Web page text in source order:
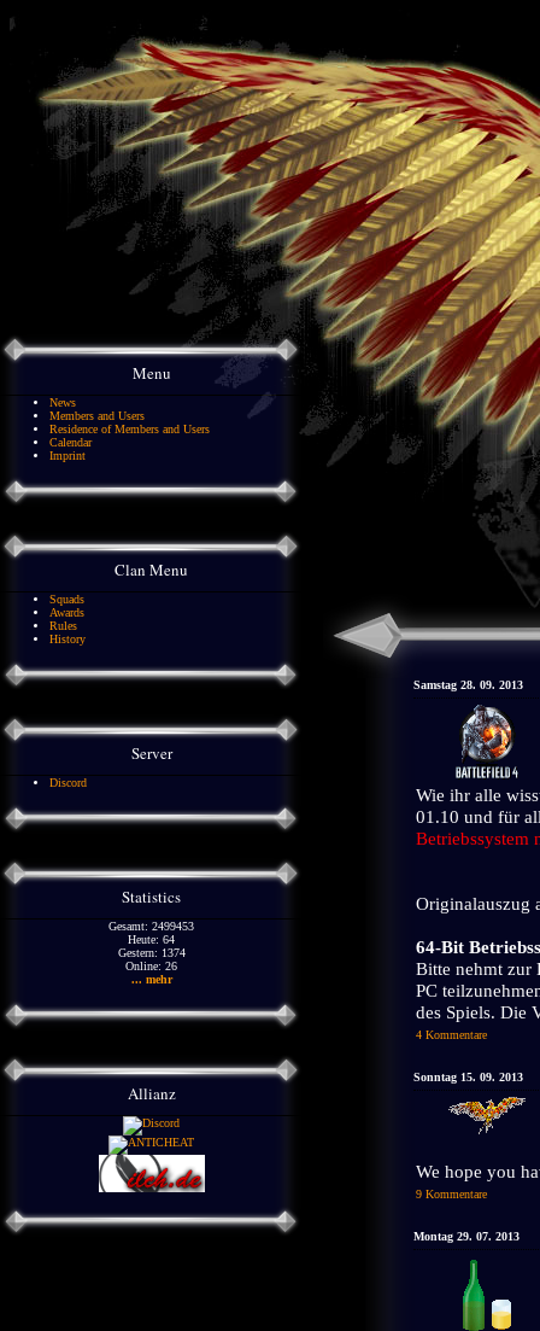
Menu
News
Members and Users
Residence of Members and Users
Calendar
Imprint
Clan Menu
Squads
Awards
Rules
History
Server
Discord
Statistics
Gesamt: 2499453
Heute: 64
Gestern: 1374
Online: 26
... mehr
Allianz
Samstag 28. 09. 2013
Wie ihr alle
01.10 und für
Betriebssystem
Originalauszug
64-Bit
Bitte nehmt zur
PC
des Spiels. Die
4 Kommentare
Sonntag 15. 09. 2013
We hope you
9 Kommentare
Montag 29. 07. 2013